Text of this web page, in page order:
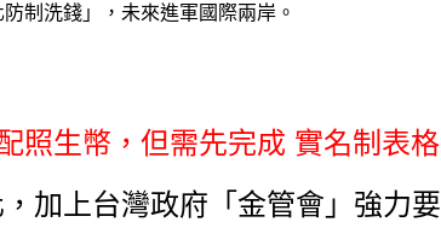
制洗錢」，未來進軍國際兩岸。
照生幣，但需先完成 實名制表格
加上台灣政府「金管會」強力